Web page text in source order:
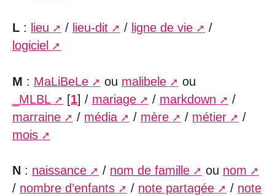
L : lieu / lieu-dit / ligne de vie
/
logiciel
M : MaLiBeLe ou malibele
ou
_MLBL
[1] / mariage / markdown
/
marraine
/ média / mère / métier
/
mois
N : naissance / nom de famille ou nom
/ nombre d’enfants / note partagée / note